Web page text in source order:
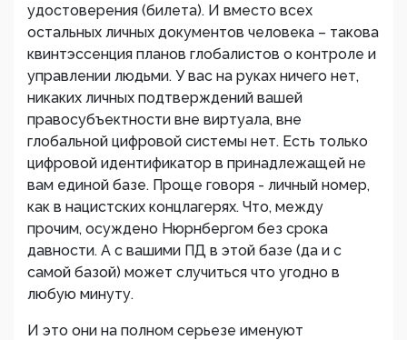
удостоверения (билета). И вместо всех
остальных личных документов человека – такова
квинтэссенция планов глобалистов о контроле и
управлении людьми. У вас на руках ничего нет,
никаких личных подтверждений вашей
правосубъектности вне виртуала, вне
глобальной цифровой системы нет. Есть только
цифровой идентификатор в принадлежащей не
вам единой базе. Проще говоря - личный номер,
как в нацистских концлагерях. Что, между
прочим, осуждено Нюрнбергом без срока
давности. А с вашими ПД в этой базе (да и с
самой базой) может случиться что угодно в
любую минуту.
И это они на полном серьезе именуют